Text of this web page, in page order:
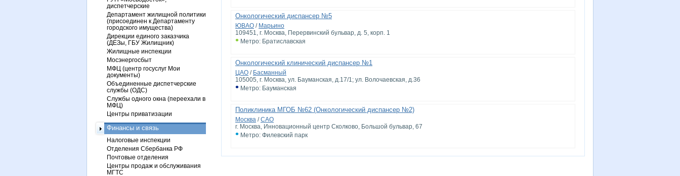
Онкологический диспансер №5
ЮВАО / Марьино
109451, г. Москва, Перервинский бульвар, д. 5, корп. 1
• Метро: Братиславская
Онкологический клинический диспансер №1
ЦАО / Басманный
105005, г. Москва, ул. Бауманская, д.17/1; ул. Волочаевская, д.36
• Метро: Бауманская
Поликлиника МГОБ №62 (Онкологический диспансер №2)
Москва /САО
г. Москва, Инновационный центр Сколково, Большой бульвар, 67
• Метро: Филевский парк
диспетчерские
Департамент жилищной политики
(присоединен к Департаменту
городского имущества)
Дирекции единого заказчика
(ДЕЗы, ГБУ Жилищник)
Жилищные инспекции
Мосэнергосбыт
МФЦ (центр госуслуг Мои
документы)
Объединенные диспетчерские
службы (ОДС)
Службы одного окна (переехали в
МФЦ)
Центры приватизации
Финансы и связь
Налоговые инспекции
Отделения Сбербанка РФ
Почтовые отделения
Центры продаж и обслуживания
МГТС